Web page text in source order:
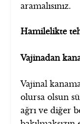
aramalısınız.
Hamilelikte
Vajinadan
Vajinal
olursa olsun
ağrı ve diğer